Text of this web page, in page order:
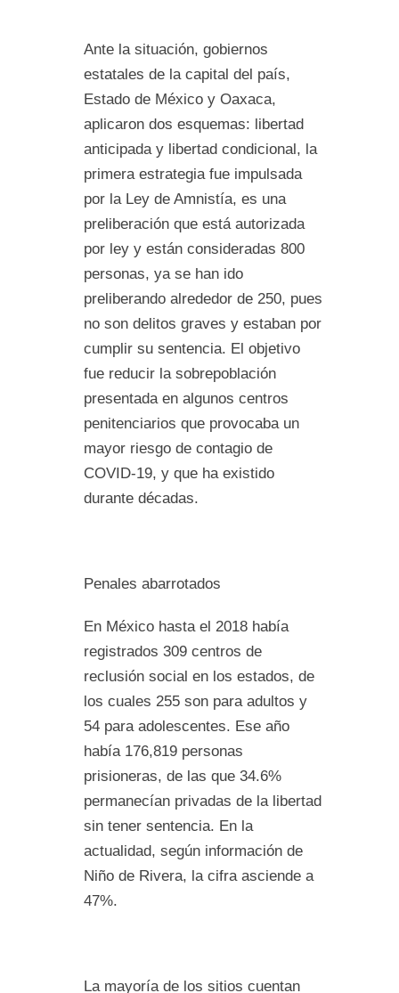
Ante la situación, gobiernos
estatales de la capital del país,
Estado de México y Oaxaca,
aplicaron dos esquemas: libertad
anticipada y libertad condicional, la
primera estrategia fue impulsada
por la Ley de Amnistía, es una
preliberación que está autorizada
por ley y están consideradas 800
personas, ya se han ido
preliberando alrededor de 250, pues
no son delitos graves y estaban por
cumplir su sentencia. El objetivo
fue reducir la sobrepoblación
presentada en algunos centros
penitenciarios que provocaba un
mayor riesgo de contagio de
COVID-19, y que ha existido
durante décadas.
Penales abarrotados
En México hasta el 2018 había
registrados 309 centros de
reclusión social en los estados, de
los cuales 255 son para adultos y
54 para adolescentes. Ese año
había 176,819 personas
prisioneras, de las que 34.6%
permanecían privadas de la libertad
sin tener sentencia. En la
actualidad, según información de
Niño de Rivera, la cifra asciende a
47%.
La mayoría de los sitios cuentan